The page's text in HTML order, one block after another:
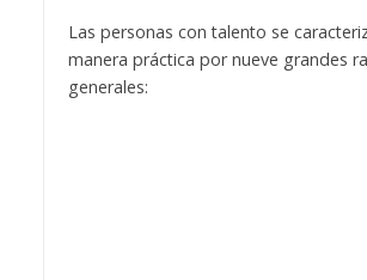
Las personas con talento se
manera práctica por nueve grandes
generales: